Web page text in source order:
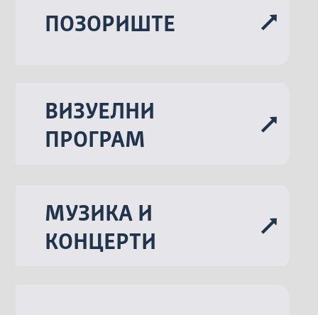
ПОЗОРИШТЕ
ВИЗУЕЛНИ
ПРОГРАМ
МУЗИКА И
КОНЦЕРТИ